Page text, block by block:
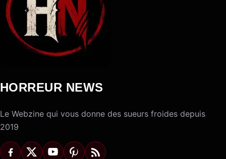
HORREUR NEWS
Le Webzine qui vous donne des sueurs froides depuis
2019